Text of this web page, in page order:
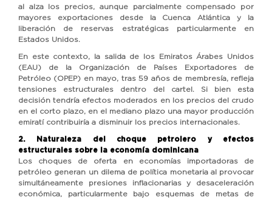
al alza los precios, aunque parcialmente compensado por
mayores exportaciones desde la Cuenca Atlántica y la
liberación de reservas estratégicas particularmente en
Estados Unidos.
En este contexto, la salida de los Emiratos Árabes Unidos
(EAU) de la Organización de Países Exportadores de
Petróleo (OPEP) en mayo, tras 59 años de membresía, refleja
tensiones estructurales dentro del cartel. Si bien esta
decisión tendría efectos moderados en los precios del crudo
en el corto plazo, en el mediano plazo una mayor producción
emiratí contribuiría a disminuir los precios internacionales.
2. Naturaleza del choque petrolero y efectos
estructurales sobre la economía dominicana
Los choques de oferta en economías importadoras de
petróleo generan un dilema de política monetaria al provocar
simultáneamente presiones inflacionarias y desaceleración
económica, particularmente bajo esquemas de metas de